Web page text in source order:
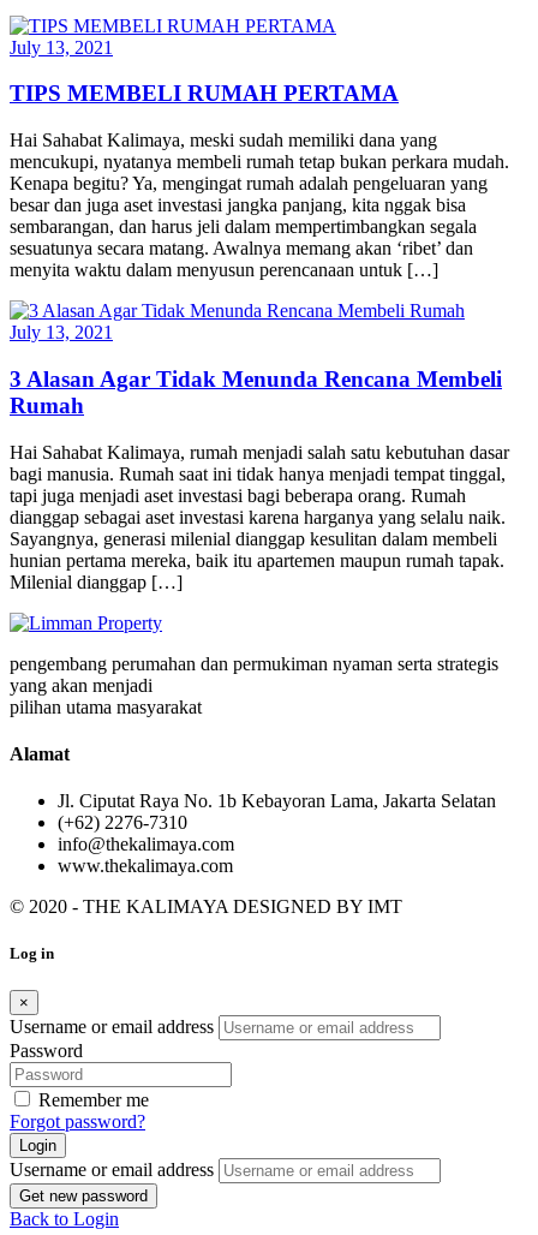
July 13, 2021
TIPS MEMBELI RUMAH PERTAMA
Hai Sahabat Kalimaya, meski sudah memiliki dana yang
mencukupi, nyatanya membeli rumah tetap bukan perkara mudah.
Kenapa begitu? Ya, mengingat rumah adalah pengeluaran yang
besar dan juga aset investasi jangka panjang, kita nggak bisa
sembarangan, dan harus jeli dalam mempertimbangkan segala
sesuatunya secara matang. Awalnya memang akan ‘ribet’ dan
menyita waktu dalam menyusun perencanaan untuk […]
July 13, 2021
3 Alasan Agar Tidak Menunda Rencana Membeli
Rumah
Hai Sahabat Kalimaya, rumah menjadi salah satu kebutuhan dasar
bagi manusia. Rumah saat ini tidak hanya menjadi tempat tinggal,
tapi juga menjadi aset investasi bagi beberapa orang. Rumah
dianggap sebagai aset investasi karena harganya yang selalu naik.
Sayangnya, generasi milenial dianggap kesulitan dalam membeli
hunian pertama mereka, baik itu apartemen maupun rumah tapak.
Milenial dianggap […]
pengembang perumahan dan permukiman nyaman serta strategis
yang akan menjadi
pilihan utama masyarakat
Alamat
Jl. Ciputat Raya No. 1b Kebayoran Lama, Jakarta Selatan
(+62) 2276-7310
info@thekalimaya.com
www.thekalimaya.com
© 2020 - THE KALIMAYA DESIGNED BY IMT
Log in
×
Username or email address
Password
Remember me
Forgot password?
Login
Username or email address
Get new password
Back to Login